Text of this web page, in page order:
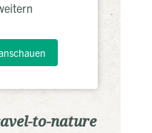
to-nature